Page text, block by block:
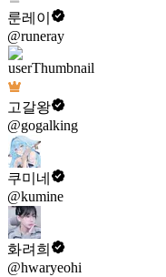
룬레이
@runeray
고갈왕
@gogalking
쿠미네
@kumine
화려희
@hwaryeohi